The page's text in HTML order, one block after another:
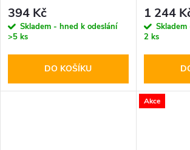
394 Kč
Skladem - hned k odeslání
>5 ks
DO KOŠÍKU
Gray
1 244
2 ks
Akce